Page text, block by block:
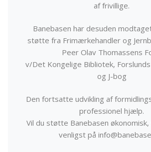
af frivillige.
Banebasen har desuden
støtte fra Frimærkehandler og
Peer Olav Thomassens
v/Det Kongelige Bibliotek,
og J-bog
Den fortsatte udvikling af
professionel hjælp.
Vil du støtte Banebasen
venligst på